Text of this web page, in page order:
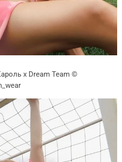
х Dream Team ©